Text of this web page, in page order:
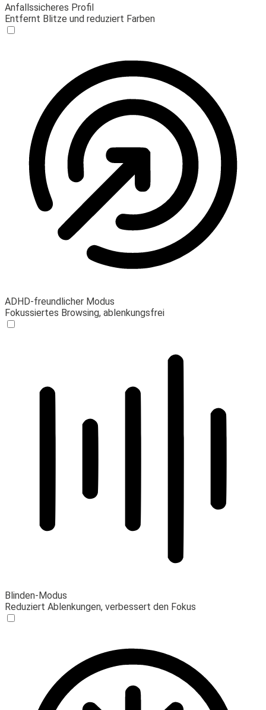
Anfallssicheres Profil
Entfernt Blitze und reduziert Farben
ADHD-freundlicher Modus
Fokussiertes Browsing, ablenkungsfrei
Blinden-Modus
Reduziert Ablenkungen, verbessert den Fokus